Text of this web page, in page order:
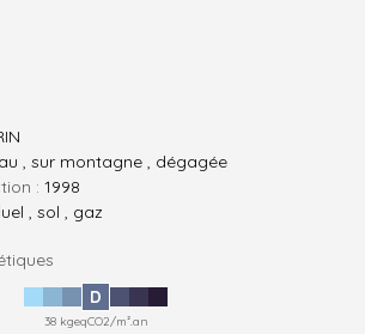
, sur montagne , dégagée
: 1998
, sol , gaz
D
38 kgeqCO2/m².an